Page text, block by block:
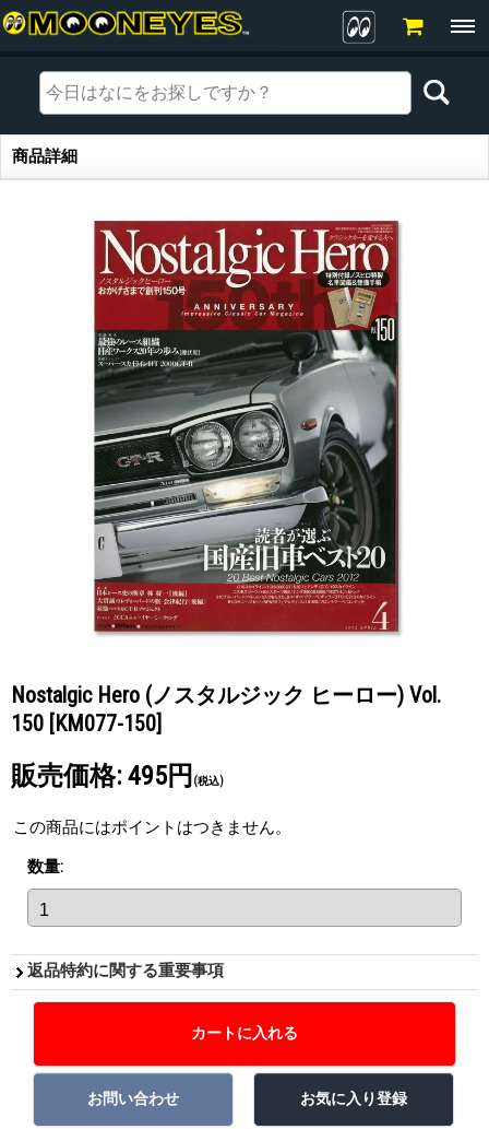
商品詳細
商品詳細
Nostalgic Hero (ノスタルジック ヒーロー) Vol.
150 [KM077-150]
販売価格: 495円 (税込)
この商品にはポイントはつきません。
数量:
返品特約に関する重要事項